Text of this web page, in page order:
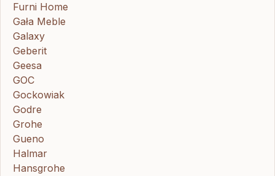
Furni Home
Gała Meble
Galaxy
Geberit
Geesa
GOC
Gockowiak
Godre
Grohe
Gueno
Halmar
Hansgrohe